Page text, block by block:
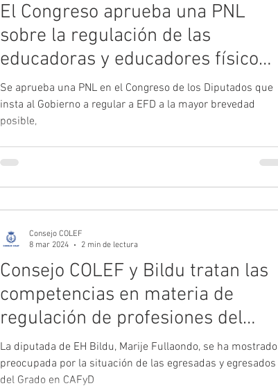
El Congreso aprueba una PNL
sobre la regulación de las
educadoras y educadores físico
deportivos
Se aprueba una PNL en el Congreso de los Diputados que
insta al Gobierno a regular a EFD a la mayor brevedad
posible,
Consejo COLEF y Bildu tratan las
competencias en materia de
regulación de profesiones del
deporte
La diputada de EH Bildu, Marije Fullaondo, se ha mostrado
preocupada por la situación de las egresadas y egresados
del Grado en CAFyD
Consejo COLEF
8 mar 2024
2 min de lectura